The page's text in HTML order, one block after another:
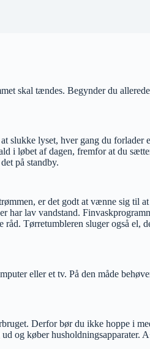
skal tændes. Begynder du
slukke lyset, hver gang du forlader
i løbet af dagen, fremfor at du
på standby.
er det godt at vænne sig til
lav vandstand.
Tørretumbleren sluger også el,
eller et tv. På den måde
Derfor bør du ikke hoppe i
og køber husholdningsapparater.